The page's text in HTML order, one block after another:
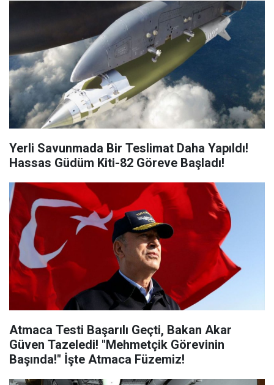
Yerli Savunmada Bir Teslimat Daha Yapıldı!
Hassas Güdüm Kiti-82 Göreve Başladı!
Atmaca Testi Başarılı Geçti, Bakan Akar
Güven Tazeledi! "Mehmetçik Görevinin
Başında!" İşte Atmaca Füzemiz!